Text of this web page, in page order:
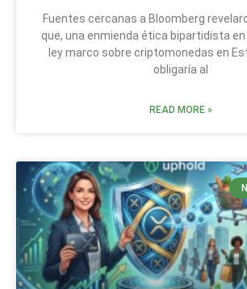
Fuentes cercanas a Bloomberg
que, una enmienda ética bipartidista
ley marco sobre criptomonedas en
obligaría al
READ MORE »